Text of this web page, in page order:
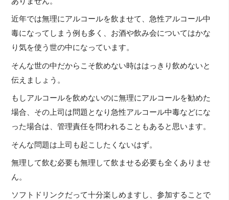
近年では無理にアルコールを飲ませて、急性アルコール中
毒になってしまう例も多く、お酒や飲み会についてはかな
り気を使う世の中になっています。
そんな世の中だからこそ飲めない時ははっきり飲めないと
伝えましょう。
もしアルコールを飲めないのに無理にアルコールを勧めた
場合、その上司は問題となり急性アルコール中毒などにな
った場合は、管理責任を問われることもあると思います。
そんな問題は上司も起こしたくないはず。
無理して飲む必要も無理して飲ませる必要も全くありませ
ん。
ソフトドリンクだって十分楽しめますし、参加することで